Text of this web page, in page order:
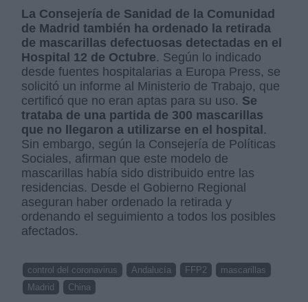
La Consejería de Sanidad de la Comunidad
de Madrid también ha ordenado la retirada
de mascarillas defectuosas detectadas en el
Hospital 12 de Octubre. Según lo indicado
desde fuentes hospitalarias a Europa Press, se
solicitó un informe al Ministerio de Trabajo, que
certificó que no eran aptas para su uso. Se
trataba de una partida de 300 mascarillas
que no llegaron a utilizarse en el hospital.
Sin embargo, según la Consejería de Políticas
Sociales, afirman que este modelo de
mascarillas había sido distribuido entre las
residencias. Desde el Gobierno Regional
aseguran haber ordenado la retirada y
ordenando el seguimiento a todos los posibles
afectados.
control del coronavirus Andalucía FFP2
mascarillas
Madrid
China